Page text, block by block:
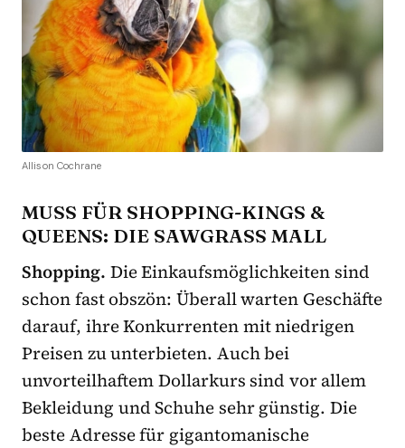
Allison Cochrane
MUSS FÜR SHOPPING-KINGS &
QUEENS: DIE SAWGRASS MALL
Shopping. Die Einkaufsmöglichkeiten sind
schon fast obszön: Überall warten Geschäfte
darauf, ihre Konkurrenten mit niedrigen
Preisen zu unterbieten. Auch bei
unvorteilhaftem Dollarkurs sind vor allem
Bekleidung und Schuhe sehr günstig. Die
beste Adresse für gigantomanische